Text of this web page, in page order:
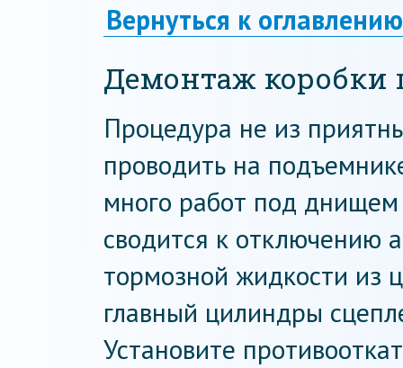
Вернуться к оглавлению
Демонтаж коробки
Процедура не из
проводить на
много работ под днищем
сводится к отключению
тормозной жидкости из
главный цилиндры
Установите